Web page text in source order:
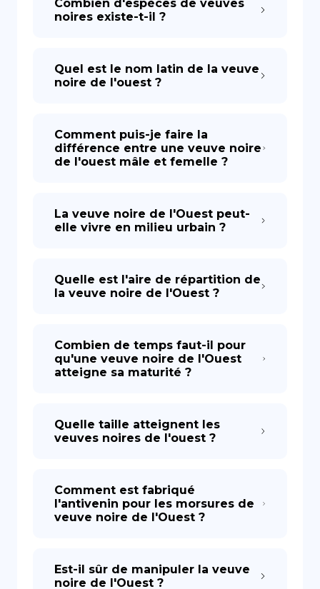
Combien d'espèces de veuves
noires existe-t-il ?
Quel est le nom latin de la veuve
noire de l'ouest ?
Comment puis-je faire la
différence entre une veuve noire
de l'ouest mâle et femelle ?
La veuve noire de l'Ouest peut-
elle vivre en milieu urbain ?
Quelle est l'aire de répartition de
la veuve noire de l'Ouest ?
Combien de temps faut-il pour
qu'une veuve noire de l'Ouest
atteigne sa maturité ?
Quelle taille atteignent les
veuves noires de l'ouest ?
Comment est fabriqué
l'antivenin pour les morsures de
veuve noire de l'Ouest ?
Est-il sûr de manipuler la veuve
noire de l'Ouest ?